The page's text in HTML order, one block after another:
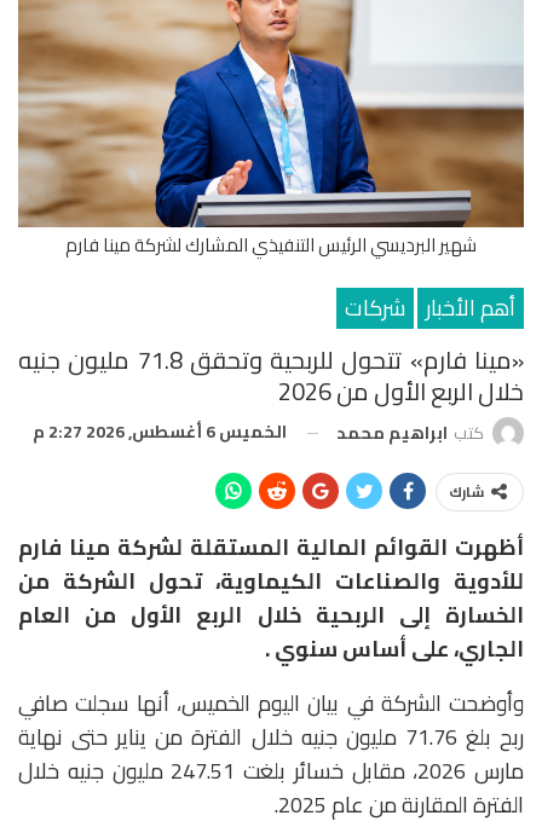
شهير البرديسي الرئيس التنفيذي المشارك لشركة مينا فارم
أهم الأخبار شركات
«مينا فارم» تتحول للربحية وتحقق 71.8 مليون جنيه
خلال الربع الأول من 2026
كتب ابراهيم محمد الخميس 6 أغسطس, 2026 2:27 م
شارك
أظهرت القوائم المالية المستقلة لشركة مينا فارم
للأدوية والصناعات الكيماوية، تحول الشركة من
الخسارة إلى الربحية خلال الربع الأول من العام
الجاري، على أساس سنوي .
وأوضحت الشركة في بيان اليوم الخميس، أنها سجلت صافي
ربح بلغ 71.76 مليون جنيه خلال الفترة من يناير حتى نهاية
مارس 2026، مقابل خسائر بلغت 247.51 مليون جنيه خلال
الفترة المقارنة من عام 2025.